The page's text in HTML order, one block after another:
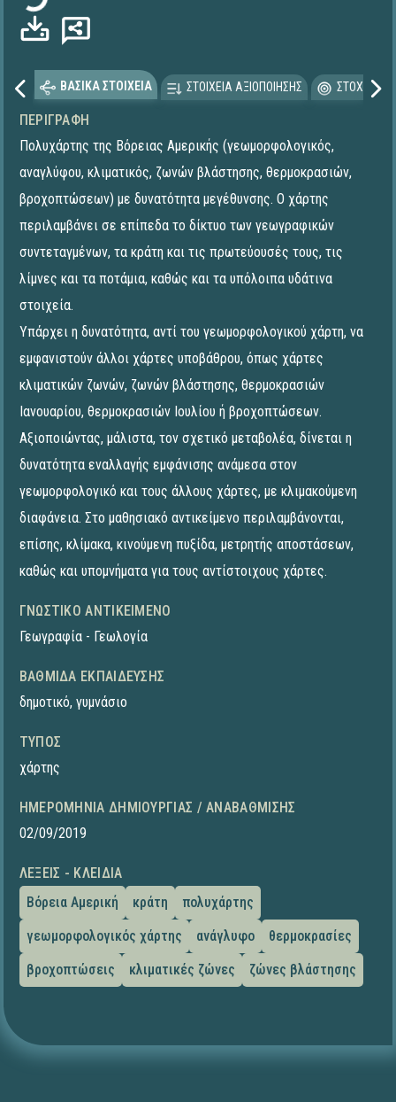
ΒΑΣΙΚΑ ΣΤΟΙΧΕΙΑ ΣΤΟΙΧΕΙΑ ΑΞΙΟΠΟΙΗΣΗΣ
ΠΕΡΙΓΡΑΦΉ
Πολυχάρτης της Βόρειας Αμερικής (γεωμορφολογικός,
αναγλύφου, κλιματικός, ζωνών βλάστησης, θερμοκρασιών,
βροχοπτώσεων) με δυνατότητα μεγέθυνσης. Ο χάρτης
περιλαμβάνει σε επίπεδα το δίκτυο των γεωγραφικών
συντεταγμένων, τα κράτη και τις πρωτεύουσές τους, τις
λίμνες και τα ποτάμια, καθώς και τα υπόλοιπα υδάτινα
στοιχεία.
Υπάρχει η δυνατότητα, αντί του γεωμορφολογικού χάρτη, να
εμφανιστούν άλλοι χάρτες υποβάθρου, όπως χάρτες
κλιματικών ζωνών, ζωνών βλάστησης, θερμοκρασιών
Ιανουαρίου, θερμοκρασιών Ιουλίου ή βροχοπτώσεων.
Αξιοποιώντας, μάλιστα, τον σχετικό μεταβολέα, δίνεται η
δυνατότητα εναλλαγής εμφάνισης ανάμεσα στον
γεωμορφολογικό και τους άλλους χάρτες, με κλιμακούμενη
διαφάνεια. Στο μαθησιακό αντικείμενο περιλαμβάνονται,
επίσης, κλίμακα, κινούμενη πυξίδα, μετρητής αποστάσεων,
καθώς και υπομνήματα για τους αντίστοιχους χάρτες.
ΓΝΩΣΤΙΚΌ ΑΝΤΙΚΕΊΜΕΝΟ
Γεωγραφία - Γεωλογία
ΒΑΘΜΊΔΑ ΕΚΠΑΊΔΕΥΣΗΣ
δημοτικό, γυμνάσιο
ΤΎΠΟΣ
χάρτης
ΗΜΕΡΟΜΗΝΊΑ ΔΗΜΙΟΥΡΓΊΑΣ / ΑΝΑΒΆΘΜΙΣΗΣ
02/09/2019
ΛΈΞΕΙΣ - ΚΛΕΙΔΙΆ
Βόρεια Αμερική
κράτη
πολυχάρτης
γεωμορφολογικός χάρτης
ανάγλυφο
θερμοκρασίες
βροχοπτώσεις
κλιματικές ζώνες ζώνες βλάστησης